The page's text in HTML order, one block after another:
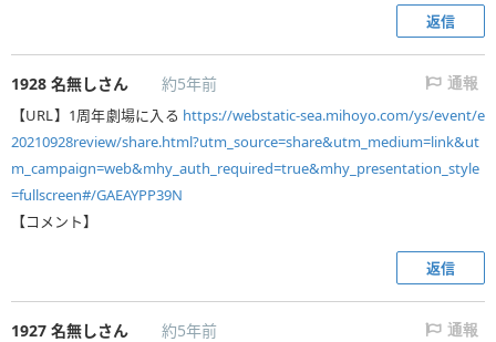
返信
1928 名無しさん 約5年前 通報
【URL】1周年劇場に入る https://webstatic-sea.mihoyo.com/ys/event/e
20210928review/share.html?utm_source=share&utm_medium=link&ut
m_campaign=web&mhy_auth_required=true&mhy_presentation_style
=fullscreen#/GAEAYPP39N
【コメント】
返信
1927 名無しさん 約5年前 通報